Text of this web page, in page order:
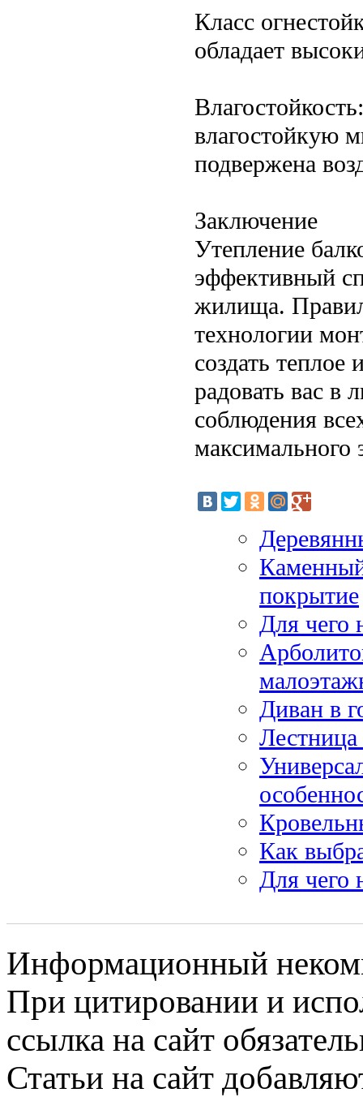
Класс
обладает
влагостойкую
подвержена
Заключение
Утепление
эффективный
жилища.
технологии
создать теплое
радовать вас в
соблюдения
максимального
покрытие
Для чего
Диван в
Лестница
Как
Для чего
Информационный
При цитировании и
ссылка на сайт
Статьи на сайт